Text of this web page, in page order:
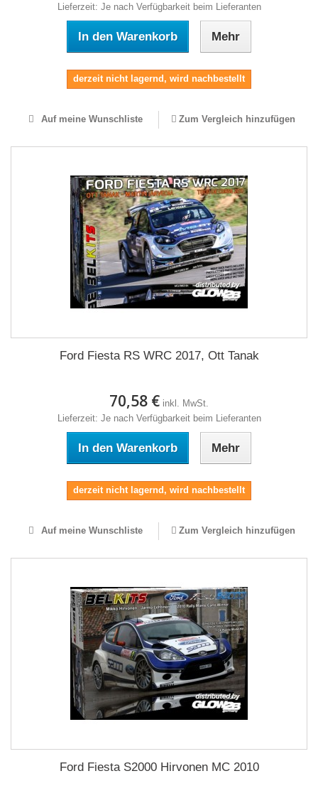
Lieferzeit: Je nach Verfügbarkeit beim Lieferanten
In den Warenkorb Mehr
derzeit nicht lagernd, wird nachbestellt
Auf meine Wunschliste Zum Vergleich hinzufügen
Ford Fiesta RS WRC 2017, Ott Tanak
70,58 € inkl. MwSt.
Lieferzeit: Je nach Verfügbarkeit beim Lieferanten
In den Warenkorb Mehr
derzeit nicht lagernd, wird nachbestellt
Auf meine Wunschliste Zum Vergleich hinzufügen
Ford Fiesta S2000 Hirvonen MC 2010